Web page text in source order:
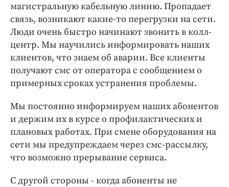
магистральную кабельную линию. Пропадает
связь, возникают какие-то перегрузки на сети.
Люди очень быстро начинают звонить в колл-
центр. Мы научились информировать наших
клиентов, что знаем об аварии. Все клиенты
получают смс от оператора с сообщением о
примерных сроках устранения проблемы.
Мы постоянно информируем наших абонентов
и держим их в курсе о профилактических и
плановых работах. При смене оборудования на
сети мы предупреждаем через смс-рассылку,
что возможно прерывание сервиса.
С другой стороны - когда абоненты не